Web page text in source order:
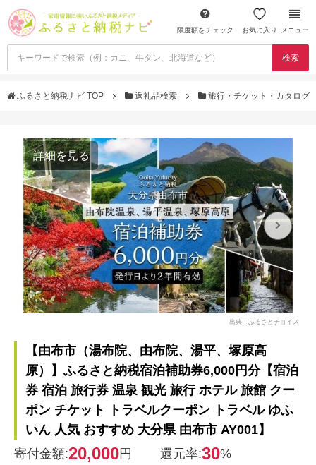
限度額をチェック お気に入り メニュー
検索
ふるさと納税ナビ TOP 返礼品検索 旅行・チケット・カタログ
詳細を見る
出典：ふるさとチョイス
【由布市（湯布院、由布院、湯平、塚原高
原）】ふるさと納税宿泊補助券6,000円分【宿泊
券 宿泊 旅行券 温泉 観光 旅行 ホテル 旅館 クー
ポン チケット トラベルクーポン トラベル ゆふ
いん 人気 おすすめ 大分県 由布市 AY001】
寄付金額:20,000円 還元率:30%